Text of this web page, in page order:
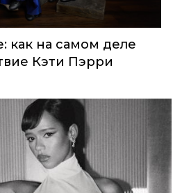
как на самом деле
Кэти Пэрри